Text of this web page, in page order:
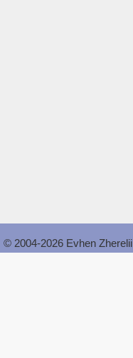
© 2004-2026 Evhen Zherelii